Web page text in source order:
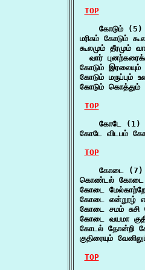
TOP
    கோடும் (5)
மரிசும் கோடும்
கூலமும் தீரமும்
வார்
கோடும்
கோடும்
கோடும் கொத்தும்
TOP
    கோடே (1)
கோடே விடபம்
TOP
    கோடை (7)
கொண்டல் கோடை
கோடை
கோடை என்றூழ்
கோடை சமம்
கோடை வயமா
கோடல் தோன்றி
குதிரையும்
TOP